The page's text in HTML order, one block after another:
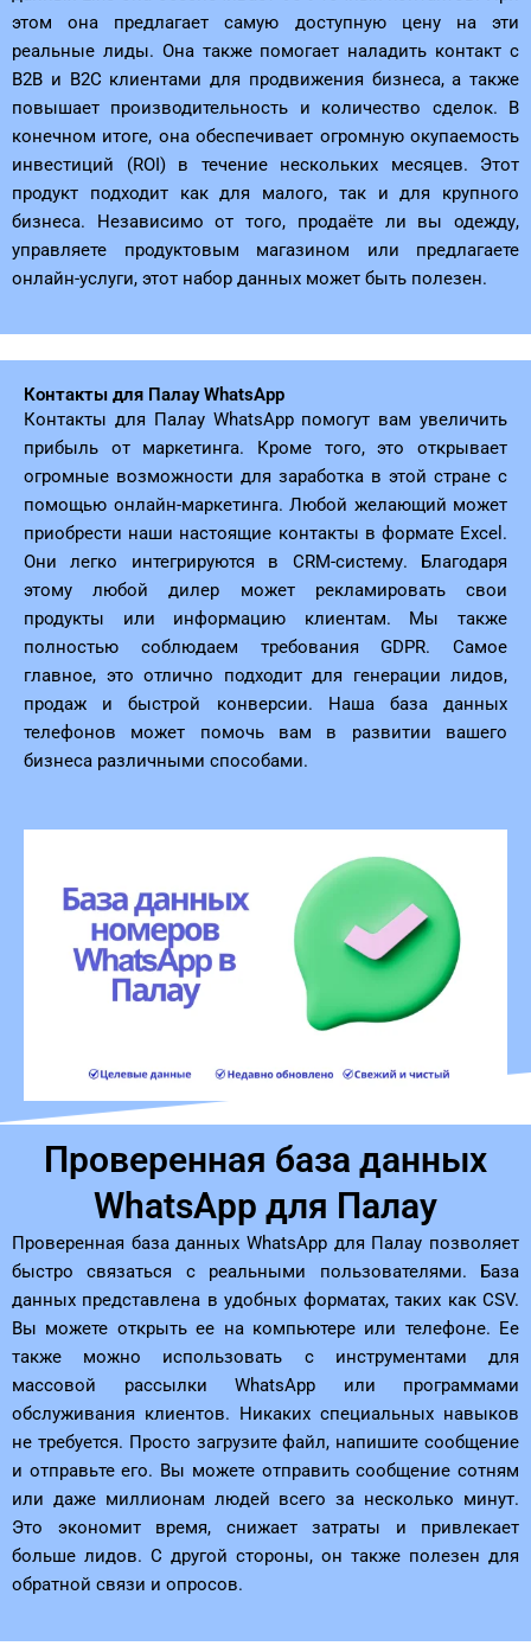
этом она предлагает самую доступную цену на эти
реальные лиды. Она также помогает наладить контакт с
B2B и B2C клиентами для продвижения бизнеса, а также
повышает производительность и количество сделок. В
конечном итоге, она обеспечивает огромную окупаемость
инвестиций (ROI) в течение нескольких месяцев. Этот
продукт подходит как для малого, так и для крупного
бизнеса. Независимо от того, продаёте ли вы одежду,
управляете продуктовым магазином или предлагаете
онлайн-услуги, этот набор данных может быть полезен.
Контакты для Палау WhatsApp
Контакты для Палау WhatsApp помогут вам увеличить
прибыль от маркетинга. Кроме того, это открывает
огромные возможности для заработка в этой стране с
помощью онлайн-маркетинга. Любой желающий может
приобрести наши настоящие контакты в формате Excel.
Они легко интегрируются в CRM-систему. Благодаря
этому любой дилер может рекламировать свои
продукты или информацию клиентам. Мы также
полностью соблюдаем требования GDPR. Самое
главное, это отлично подходит для генерации лидов,
продаж и быстрой конверсии. Наша база данных
телефонов может помочь вам в развитии вашего
бизнеса различными способами.
Проверенная база данных
WhatsApp для Палау
Проверенная база данных WhatsApp для Палау позволяет
быстро связаться с реальными пользователями. База
данных представлена ​​в удобных форматах, таких как CSV.
Вы можете открыть ее на компьютере или телефоне. Ее
также можно использовать с инструментами для
массовой рассылки WhatsApp или программами
обслуживания клиентов. Никаких специальных навыков
не требуется. Просто загрузите файл, напишите сообщение
и отправьте его. Вы можете отправить сообщение сотням
или даже миллионам людей всего за несколько минут.
Это экономит время, снижает затраты и привлекает
больше лидов. С другой стороны, он также полезен для
обратной связи и опросов.